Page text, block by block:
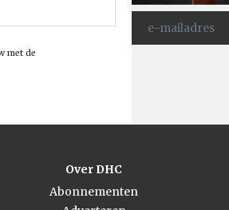
met de
Over DHC
Abonnementen